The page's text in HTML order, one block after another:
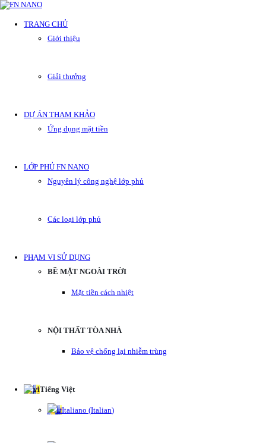
TRANG CHỦ
Giới thiệu
Giải thưởng
DỰ ÁN THAM KHẢO
Ứng dụng mặt tiền
LỚP PHỦ FN NANO
Nguyên lý công nghệ lớp phủ
Các loại lớp phủ
PHẠM VI SỬ DỤNG
BỀ MẶT NGOÀI TRỜI
Mặt tiền cách nhiệt
NỘI THẤT TÒA NHÀ
Bảo vệ chống lại nhiễm trùng
Tiếng Việt
Italiano (Italian)